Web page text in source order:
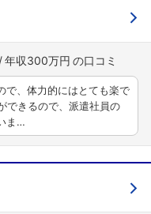
年収300万円
で、体力的にはとても楽で
できるので、派遣社員の
ま…